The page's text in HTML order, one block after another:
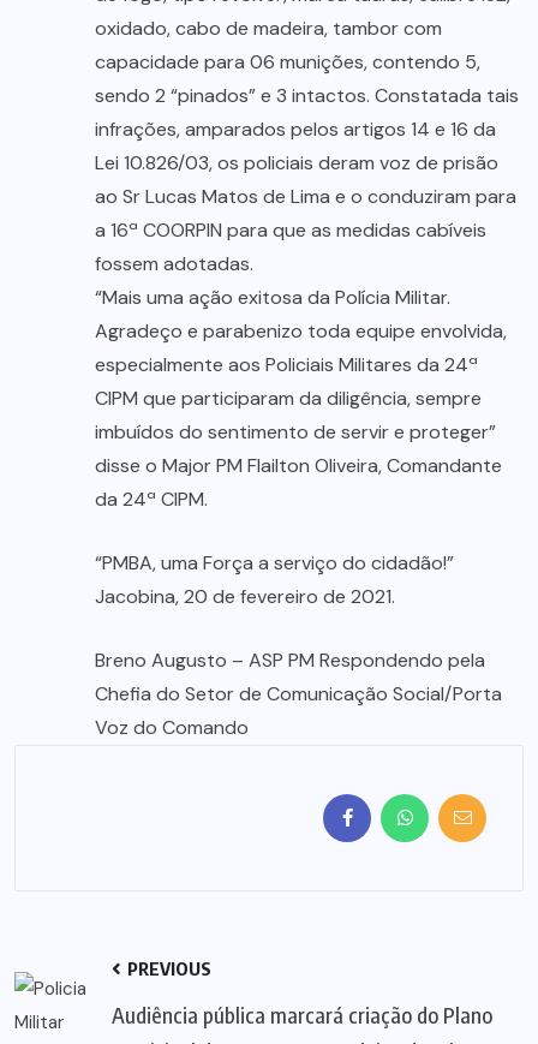
oxidado, cabo de madeira, tambor com
capacidade para 06 munições, contendo 5,
sendo 2 “pinados” e 3 intactos. Constatada tais
infrações, amparados pelos artigos 14 e 16 da
Lei 10.826/03, os policiais deram voz de prisão
ao Sr Lucas Matos de Lima e o conduziram para
a 16ª COORPIN para que as medidas cabíveis
fossem adotadas.
“Mais uma ação exitosa da Polícia Militar.
Agradeço e parabenizo toda equipe envolvida,
especialmente aos Policiais Militares da 24ª
CIPM que participaram da diligência, sempre
imbuídos do sentimento de servir e proteger”
disse o Major PM Flailton Oliveira, Comandante
da 24ª CIPM.
“PMBA, uma Força a serviço do cidadão!”
Jacobina, 20 de fevereiro de 2021.
Breno Augusto – ASP PM Respondendo pela
Chefia do Setor de Comunicação Social/Porta
Voz do Comando
PREVIOUS
Audiência pública marcará criação do Plano